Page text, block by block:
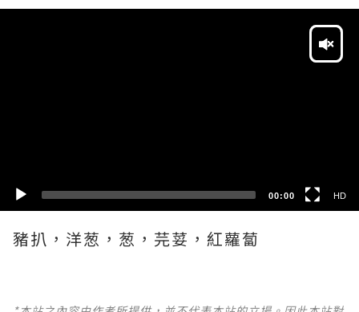
00:00 HD
豬扒，洋葱，葱，芫荽，紅蘿蔔